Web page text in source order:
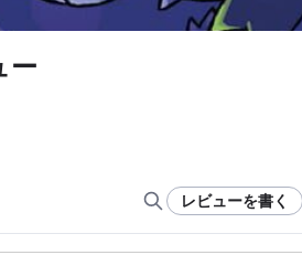
ー
レビューを書く